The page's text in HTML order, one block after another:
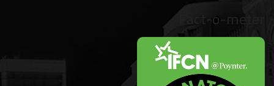
Fact-o-meter